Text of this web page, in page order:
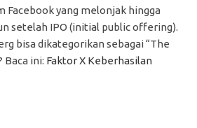
Facebook yang melonjak hingga
setelah IPO (initial public offering).
bisa dikategorikan sebagai “The
Baca ini: Faktor X Keberhasilan